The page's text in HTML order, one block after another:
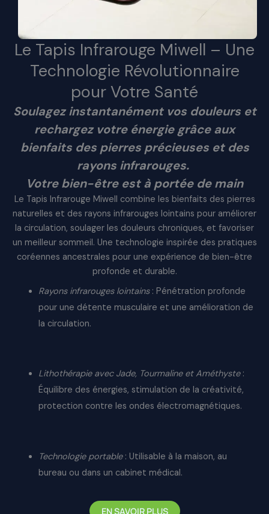
Le Tapis Infrarouge Miwell – Une
Technologie Révolutionnaire
pour Votre Santé
Soulagez instantanément vos douleurs et
rechargez votre énergie grâce aux
bienfaits des pierres précieuses et des
rayons infrarouges.
Votre bien-être est à portée de main
Le Tapis Infrarouge Miwell combine les bienfaits des pierres
naturelles et des rayons infrarouges lointains pour améliorer
la circulation, soulager les douleurs chroniques, et favoriser
un meilleur sommeil. Une technologie inspirée des pratiques
coréennes ancestrales pour une expérience de bien-être
profonde et durable.
Rayons infrarouges lointains: Pénétration profonde
pour une détente musculaire et une amélioration de
la circulation.
Lithothérapie avec Jade, Tourmaline et Améthyste:
Équilibre des énergies, stimulation de la créativité,
protection contre les ondes électromagnétiques.
Technologie portable: Utilisable à la maison, au
bureau ou dans un cabinet médical.
EN SAVOIR PLUS